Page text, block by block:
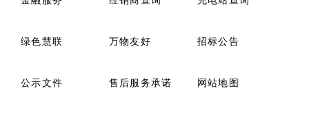
绿色慧联 万物友好 招标公告
公示文件 售后服务承诺 网站地图